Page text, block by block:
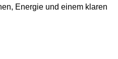
Energie und einem klaren